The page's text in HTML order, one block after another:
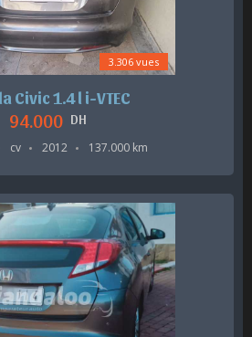
3.306 vues
Civic 1.4 l i-VTEC
94.000 DH
cv 2012 137.000 km